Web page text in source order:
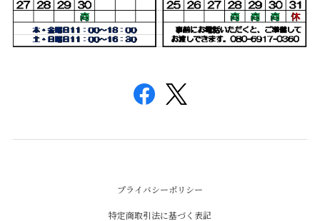
プライバシーポリシー
特定商取引法に基づく表記